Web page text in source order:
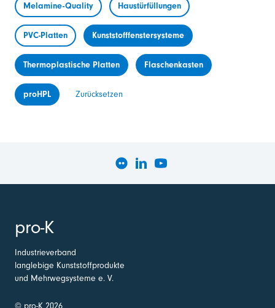
Melamine-Quality Haustürfüllungen
PVC-Platten Kunststofffenstersysteme
Thermoplastische Platten Flaschenkasten
proHPL Zurücksetzen
pro-K
Industrieverband
langlebige Kunststoffprodukte
und Mehrwegsysteme e. V.
© pro-K 2026